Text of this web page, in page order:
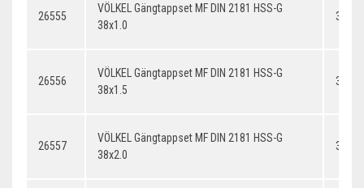
26555
VÖLKEL Gängtappset MF DIN 2181 HSS-G
38x1.0
26556
VÖLKEL Gängtappset MF DIN 2181 HSS-G
38x1.5
26557
VÖLKEL Gängtappset MF DIN 2181 HSS-G
38x2.0